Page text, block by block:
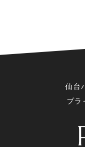
仙台
プラ